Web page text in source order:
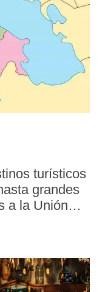
turísticos
grandes
a la Unión